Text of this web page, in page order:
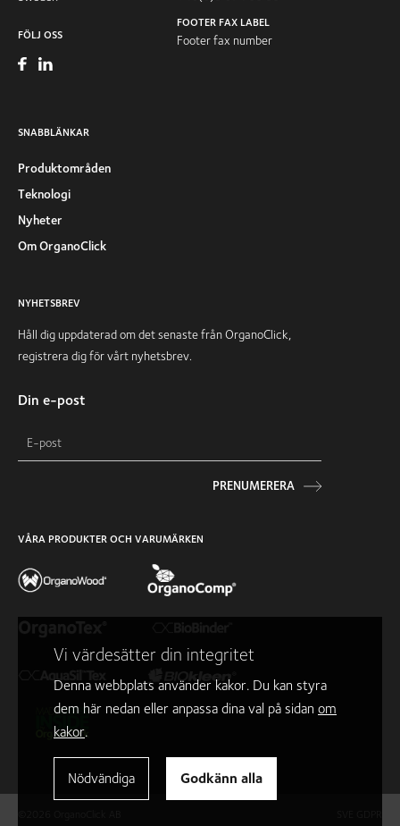
FÖLJ OSS
FOOTER FAX LABEL
Footer fax number
SNABBLÄNKAR
Produktområden
Teknologi
Nyheter
Om OrganoClick
NYHETSBREV
Håll dig uppdaterad om det senaste från OrganoClick,
registrera dig för vårt nyhetsbrev.
Din e-post
PRENUMERERA
VÅRA PRODUKTER OCH VARUMÄRKEN
Vi värdesätter din integritet
Denna webbplats använder kakor. Du kan styra
dem här nedan eller anpassa dina val på sidan om
kakor.
Nödvändiga Godkänn alla